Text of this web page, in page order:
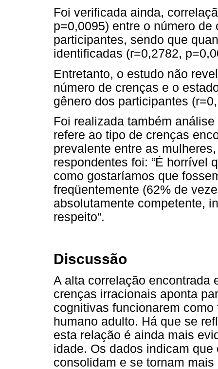
Foi verificada ainda,
p=0,0095) entre o número
participantes, sendo que
identificadas (r=0,2782,
Entretanto, o estudo não
número de crenças e o
gênero dos participantes
Foi realizada também
refere ao tipo de crenças
prevalente entre as
respondentes foi: “É horrível
como gostaríamos que
freqüentemente (62% de
absolutamente competente,
respeito”.
Discussão
A alta correlação encontrada
crenças irracionais aponta
cognitivas funcionarem
humano adulto. Há que se
esta relação é ainda mais
idade. Os dados indicam
consolidam e se tornam